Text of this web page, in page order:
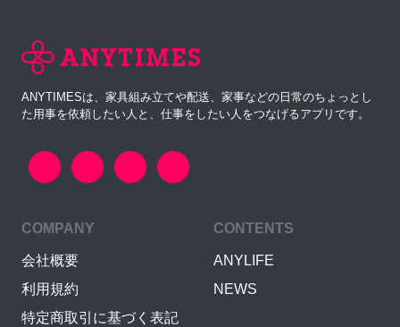
ANYTIMESは、家具組み立てや配送、家事などの日常のちょっとし
た用事を依頼したい人と、仕事をしたい人をつなげるアプリです。
COMPANY
会社概要
利用規約
特定商取引に基づく表記
CONTENTS
ANYLIFE
NEWS